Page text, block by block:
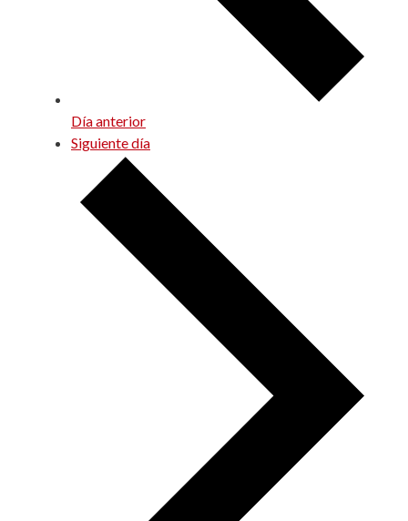
Día anterior
Siguiente día